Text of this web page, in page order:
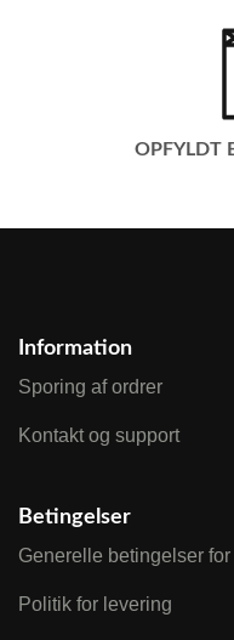
OPFYLDT
Information
Sporing af ordrer
Kontakt og support
Betingelser
Generelle betingelser for
Politik for levering